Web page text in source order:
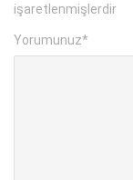
işaretlenmişlerdir
Yorumunuz*